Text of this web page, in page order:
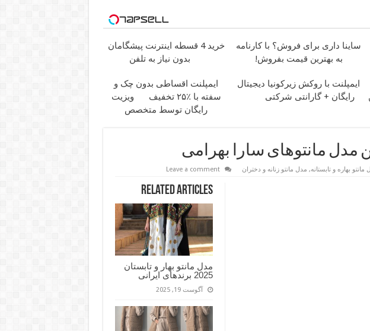
ساینا داری برای فروش؟ با کارنامه
به بهترین قیمت بفروش!
خرید 4 قسطه اینترنت پیشگامان
بدون نیاز به تلفن
ایمپلنت با روکش زیرکونیا دیجیتال
رایگان + گارانتی شرکتی
ایمپلنت اقساطی بدون چک و
سفته با ٪۲۵ تخفیف
ویزیت
رایگان توسط متخصص
مدل مانتوهای سارا بهرامی
مانتو بهاره و تابستانه, مدل مانتو زنانه و دختران Leave a comment
Related Articles
مدل مانتو بهار و تابستان
2025 برندهای ایرانی
آگوست 19, 2025